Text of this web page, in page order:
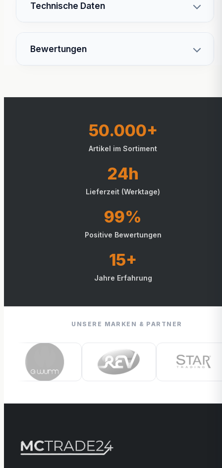
Technische Daten
Bewertungen
50.000+
Artikel im Sortiment
24h
Lieferzeit (Werktage)
99%
Positive Bewertungen
15+
Jahre Erfahrung
UNSERE MARKEN & PARTNER